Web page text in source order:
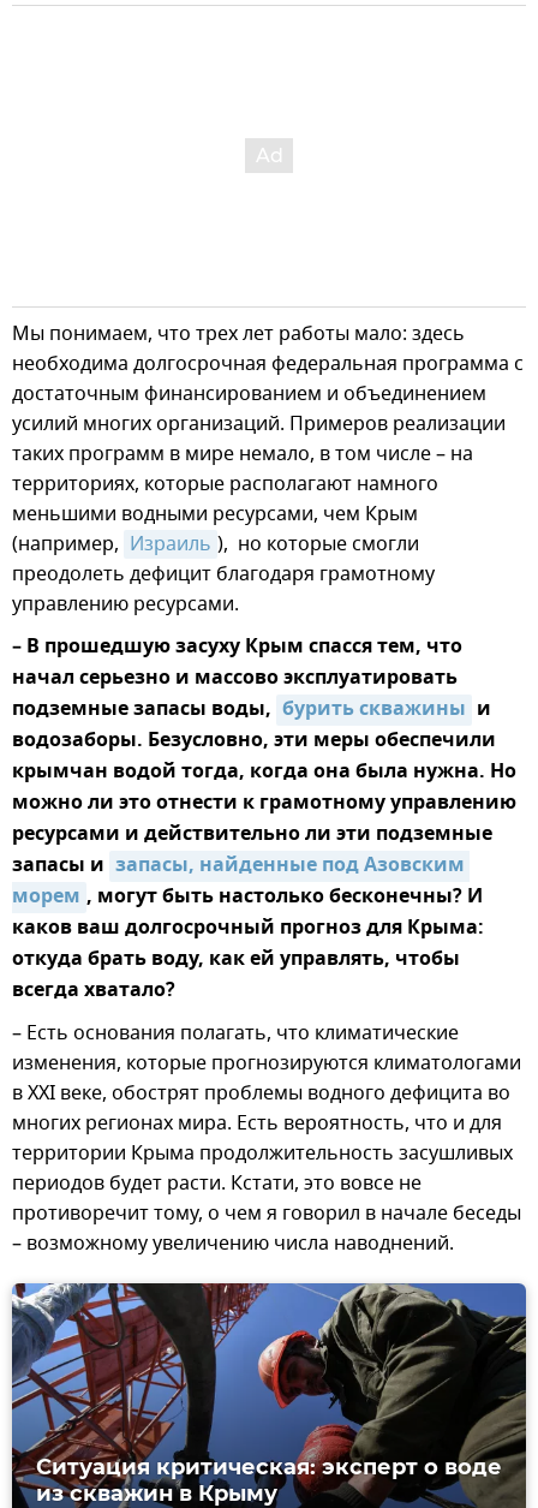
Мы понимаем, что трех лет работы мало: здесь
необходима долгосрочная федеральная программа с
достаточным финансированием и объединением
усилий многих организаций. Примеров реализации
таких программ в мире немало, в том числе – на
территориях, которые располагают намного
меньшими водными ресурсами, чем Крым
(например, Израиль ), но которые смогли
преодолеть дефицит благодаря грамотному
управлению ресурсами.
– В прошедшую засуху Крым спасся тем, что
начал серьезно и массово эксплуатировать
подземные запасы воды, бурить скважины и
водозаборы. Безусловно, эти меры обеспечили
крымчан водой тогда, когда она была нужна. Но
можно ли это отнести к грамотному управлению
ресурсами и действительно ли эти подземные
запасы и запасы, найденные под Азовским
морем , могут быть настолько бесконечны? И
каков ваш долгосрочный прогноз для Крыма:
откуда брать воду, как ей управлять, чтобы
всегда хватало?
– Есть основания полагать, что климатические
изменения, которые прогнозируются климатологами
в XXI веке, обострят проблемы водного дефицита во
многих регионах мира. Есть вероятность, что и для
территории Крыма продолжительность засушливых
периодов будет расти. Кстати, это вовсе не
противоречит тому, о чем я говорил в начале беседы
– возможному увеличению числа наводнений.
Ситуация критическая: эксперт о воде
из скважин в Крыму